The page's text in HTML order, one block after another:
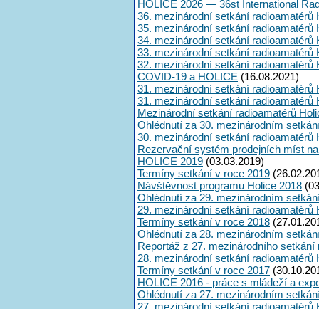
HOLICE 2026 — 36st International
36. mezinárodní setkání radioamatérů
35. mezinárodní setkání radioamatérů
34. mezinárodní setkání radioamatérů
33. mezinárodní setkání radioamatérů
32. mezinárodní setkání radioamatérů
COVID-19 a HOLICE (16.08.2021)
31. mezinárodní setkání radioamatérů
31. mezinárodní setkání radioamatérů
Mezinárodní setkání radioamatérů
Ohlédnutí za 30. mezinárodním
30. mezinárodní setkání radioamatérů
Rezervační systém prodejních míst
HOLICE 2019 (03.03.2019)
Termíny setkání v roce 2019
Návštěvnost programu Holice 2018
Ohlédnutí za 29. mezinárodním
29. mezinárodní setkání radioamatérů
Termíny setkání v roce 2018
Ohlédnutí za 28. mezinárodním
Reportáž z 27. mezinárodního setkání
28. mezinárodní setkání radioamatérů
Termíny setkání v roce 2017
HOLICE 2016 - práce s mládeží a
Ohlédnutí za 27. mezinárodním
27. mezinárodní setkání radioamatérů